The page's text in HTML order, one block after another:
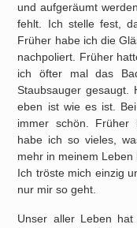
und aufgeräumt
fehlt. Ich stelle fest,
Früher habe ich die
nachpoliert. Früher
ich öfter mal das
Staubsauger gesaugt.
eben ist wie es ist.
immer schön.
habe ich so vieles,
mehr in meinem Leben
Ich tröste mich einzig
nur mir so geht.
Unser aller Leben